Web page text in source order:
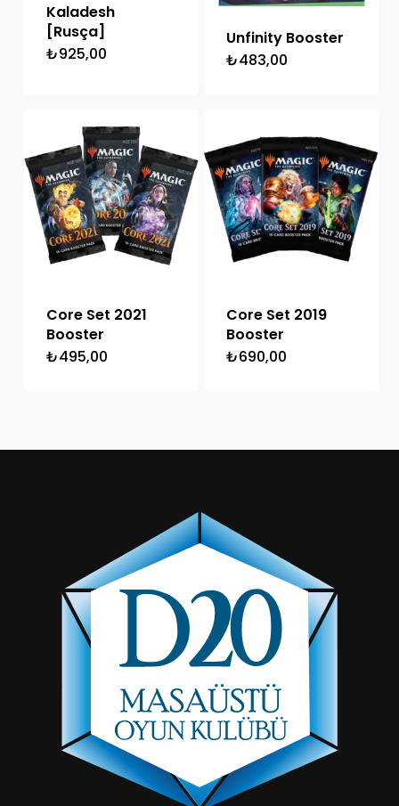
Kaladesh
[Rusça]
₺925,00
Unfinity Booster
₺483,00
Core Set 2021
Booster
₺495,00
Core Set 2019
Booster
₺690,00